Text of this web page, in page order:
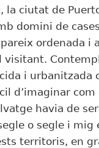
la ciutat de
domini de cases
ordenada i
visitant.
i urbanitzada
d’imaginar com
havia de
o segle i mig
territoris, en